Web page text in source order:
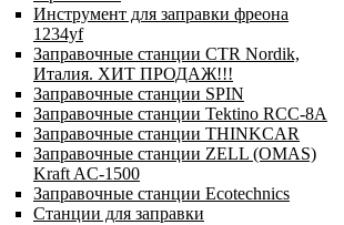
Инструмент для заправки фреона
1234yf
Заправочные станции CTR Nordik,
Италия. ХИТ ПРОДАЖ!!!
Заправочные станции SPIN
Заправочные станции Tektino RCC-8A
Заправочные станции THINKCAR
Заправочные станции ZELL (OMAS)
Kraft AC-1500
Заправочные станции Ecotechnics
Станции для заправки